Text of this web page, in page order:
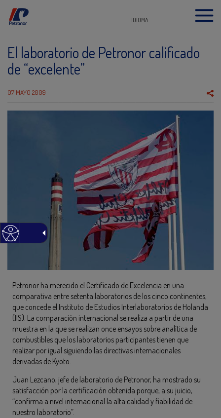
IDIOMA
El laboratorio de Petronor calificado
de “excelente”
07 MAYO 2009
Petronor ha merecido el Certificado de Excelencia en una
comparativa entre setenta laboratorios de los cinco continentes,
que concede el Instituto de Estudios Interlaboratorios de Holanda
(IIS). La comparación internacional se realiza a partir de una
muestra en la que se realizan once ensayos sobre analítica de
combustibles que los laboratorios participantes tienen que
realizar por igual siguiendo las directivas internacionales
derivadas de Kyoto.
Juan Lezcano, jefe de laboratorio de Petronor, ha mostrado su
satisfacción por la certificación obtenida porque, a su juicio,
“confirma a nivel internacional la alta calidad y fiabilidad de
nuestro laboratorio”.